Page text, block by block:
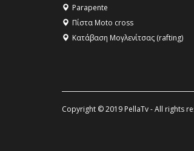
Parapente
Πίστα Moto cross
Κατάβαση Μογλενίτσας (rafting)
Copyright © 2019 PellaTv - All rights